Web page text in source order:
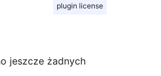
plugin license
jeszcze żadnych